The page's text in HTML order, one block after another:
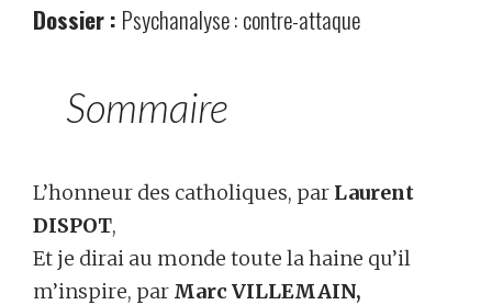
Dossier : Psychanalyse : contre-attaque
Sommaire
L’honneur des catholiques, par Laurent
DISPOT,
Et je dirai au monde toute la haine qu’il
m’inspire, par Marc VILLEMAIN,